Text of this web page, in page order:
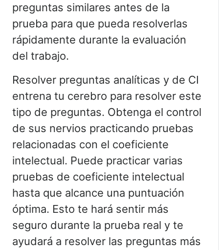
preguntas similares antes de la
prueba para que pueda resolverlas
rápidamente durante la evaluación
del trabajo.
Resolver preguntas analíticas y de CI
entrena tu cerebro para resolver este
tipo de preguntas. Obtenga el control
de sus nervios practicando pruebas
relacionadas con el coeficiente
intelectual. Puede practicar varias
pruebas de coeficiente intelectual
hasta que alcance una puntuación
óptima. Esto te hará sentir más
seguro durante la prueba real y te
ayudará a resolver las preguntas más